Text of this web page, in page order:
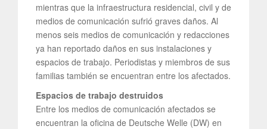
mientras que la infraestructura residencial, civil y de
medios de comunicación sufrió graves daños. Al
menos seis medios de comunicación y redacciones
ya han reportado daños en sus instalaciones y
espacios de trabajo. Periodistas y miembros de sus
familias también se encuentran entre los afectados.
Espacios de trabajo destruidos
Entre los medios de comunicación afectados se
encuentran la oficina de Deutsche Welle (DW) en